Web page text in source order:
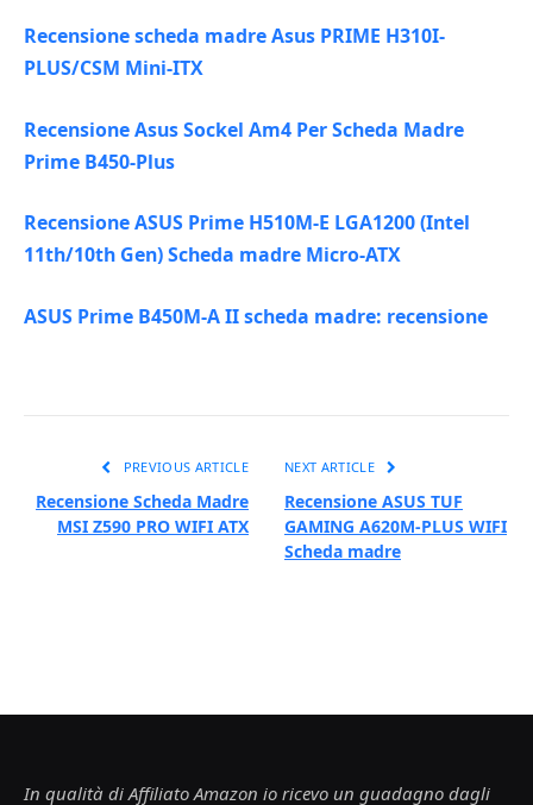
Recensione scheda madre Asus PRIME H310I-
PLUS/CSM Mini-ITX
Recensione Asus Sockel Am4 Per Scheda Madre
Prime B450-Plus
Recensione ASUS Prime H510M-E LGA1200 (Intel
11th/10th Gen) Scheda madre Micro-ATX
ASUS Prime B450M-A II scheda madre: recensione
PREVIOUS ARTICLE
Recensione Scheda Madre
MSI Z590 PRO WIFI ATX
NEXT ARTICLE
Recensione ASUS TUF
GAMING A620M-PLUS WIFI
Scheda madre
In qualità di Affiliato Amazon io ricevo un guadagno dagli